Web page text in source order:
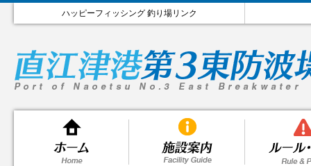
ハッピーフィッシング 釣り場リンク